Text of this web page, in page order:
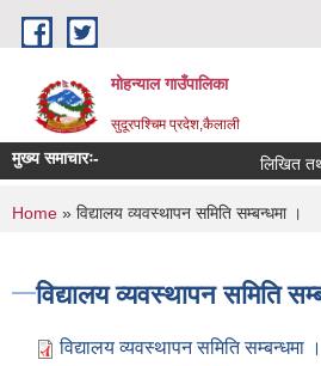
Skip to main content
मोहन्याल गाउँपालिका
सुदूरपश्चिम प्रदेश,कैलाली
मुख्य समाचारः- लिखित
You are here
Home » विद्यालय व्यवस्थापन समिति सम्बन्धमा ।
विद्यालय व्यवस्थापन समिति
विद्यालय व्यवस्थापन समिति सम्बन्धमा ।